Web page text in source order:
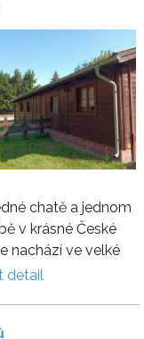
chatě a jednom
v krásné České
nachází ve velké
detail